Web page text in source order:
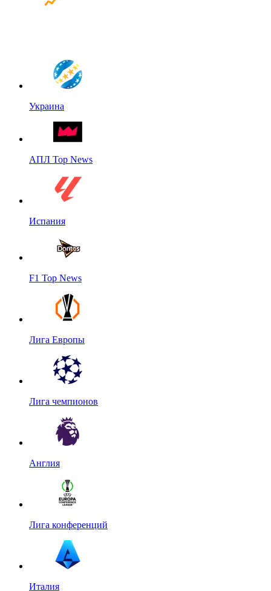
Украина
АПЛ Top News
Испания
F1 Top News
Лига Европы
Лига чемпионов
Англия
Лига конференций
Италия